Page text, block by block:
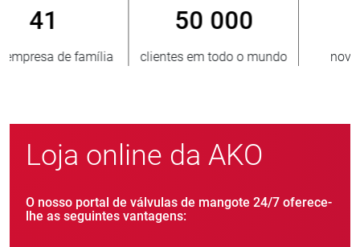
novos clientes/ano
> 3 500 000
unidades vendidas
Loja online da AKO
O nosso portal de válvulas de mangote 24/7 oferece-
lhe as seguintes vantagens: